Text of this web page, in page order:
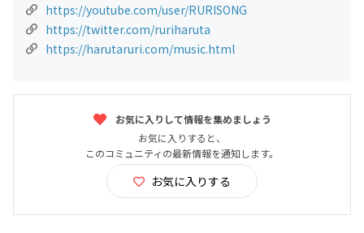
https://youtube.com/user/RURISONG
https://twitter.com/ruriharuta
https://harutaruri.com/music.html
お気に入りして情報を集めましょう
お気に入りすると、
このコミュニティの最新情報を通知します。
お気に入りする